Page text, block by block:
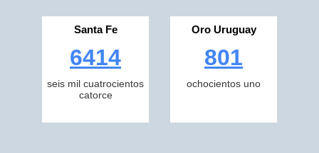
Santa Fe
6414
seis mil cuatrocientos
catorce
Oro Uruguay
801
ochocientos uno